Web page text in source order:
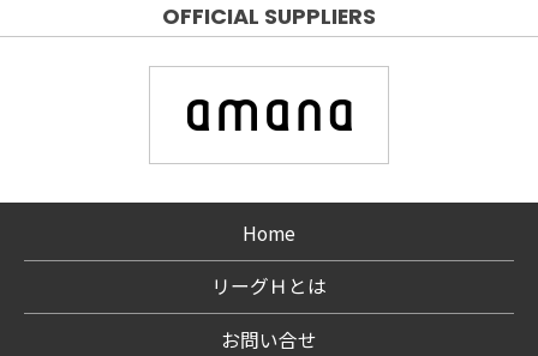
OFFICIAL SUPPLIERS
Home
リーグＨとは
お問い合せ